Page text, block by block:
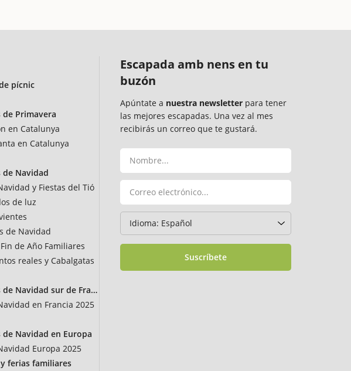
pícnic
de Primavera
en Catalunya
en Catalunya
de Navidad
y Fiestas del Tió
de luz
de Navidad
de Año Familiares
reales y Cabalgatas
de Navidad sur de Francia
en Francia 2025
de Navidad en Europa
Europa 2025
ferias familiares
Escapada amb nens en tu
buzón
Apúntate a nuestra newsletter para tener
las mejores escapadas. Una vez al mes
recibirás un correo que te gustará.
Suscríbete